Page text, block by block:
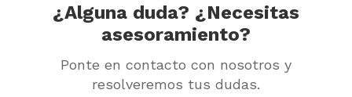
¿Alguna duda? ¿Necesitas
asesoramiento?
Ponte en contacto con nosotros y
resolveremos tus dudas.